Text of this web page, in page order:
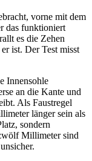
vorne mit dem
das funktioniert
es die Zehen
ist. Der Test misst
Innensohle
an die Kante und
Als Faustregel
länger sein als
sondern
Millimeter sind